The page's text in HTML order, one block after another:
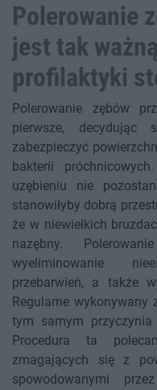
Polerowanie
jest tak
profilaktyki
Polerowanie zębów
pierwsze,
zabezpieczyć
bakterii
uzębieniu nie
stanowiłyby dobrą
że w niewielkich
nazębny.
wyeliminowanie
przebarwień, a także
Regularne
tym samym
Procedura ta
zmagających się z
spowodowanymi